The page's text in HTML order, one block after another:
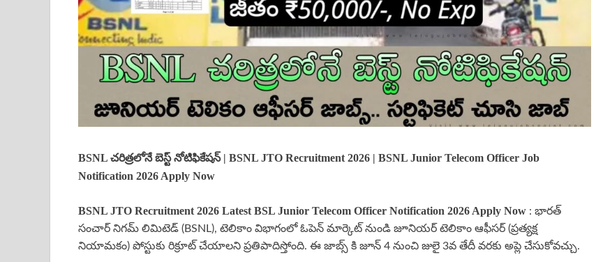
BSNL చరిత్రలోనే బెస్ట్ నోటిఫికేషన్ | BSNL JTO Recruitment 2026 | BSNL Junior Telecom Officer Job
Notification 2026 Apply Now
BSNL JTO Recruitment 2026 Latest BSL Junior Telecom Officer Notification 2026 Apply Now : భారత్
సంచార్ నిగమ్ లిమిటెడ్ (BSNL), టెలికాం విభాగంలో ఓపెన్ మార్కెట్ నుండి జూనియర్ టెలికాం ఆఫీసర్ (ప్రత్యక్ష
నియామకం) పోస్టుకు రిక్రూట్ చేయాలని ప్రతిపాదిస్తోంది. ఈ జాబ్స్ కి జూన్ 4 నుంచి జులై 3వ తేదీ వరకు అప్లె చేసుకోవచ్చు.